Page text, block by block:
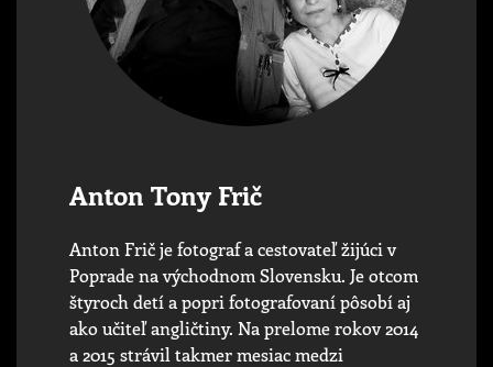
Anton Tony Frič
Anton Frič je fotograf a cestovateľ žijúci v
Poprade na východnom Slovensku. Je otcom
štyroch detí a popri fotografovaní pôsobí aj
ako učiteľ angličtiny. Na prelome rokov 2014
a 2015 strávil takmer mesiac medzi